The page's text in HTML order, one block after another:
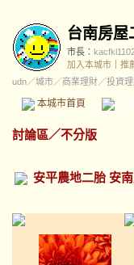
台南房屋
市長：
加入本城市
推
udn／城市／商業理財／投資
本城市首頁
討論區／不分版
安平農地二胎 安